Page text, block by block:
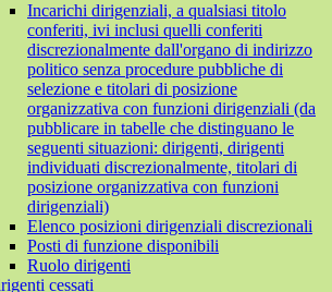
Incarichi dirigenziali, a qualsiasi titolo
conferiti, ivi inclusi quelli conferiti
discrezionalmente dall'organo di indirizzo
politico senza procedure pubbliche di
selezione e titolari di posizione
organizzativa con funzioni dirigenziali (da
pubblicare in tabelle che distinguano le
seguenti situazioni: dirigenti, dirigenti
individuati discrezionalmente, titolari di
posizione organizzativa con funzioni
dirigenziali)
Elenco posizioni dirigenziali discrezionali
Posti di funzione disponibili
Ruolo dirigenti
cessati